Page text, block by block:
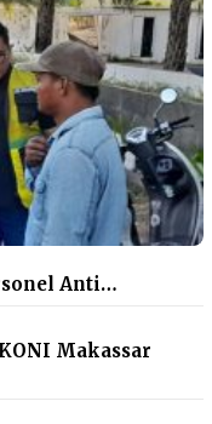
Anti…
Makassar